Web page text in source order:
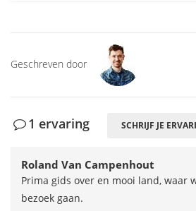
Geschreven door
1 ervaring SCHRIJF JE
Roland Van Campenhout
Prima gids over en mooi land, waar
bezoek gaan.